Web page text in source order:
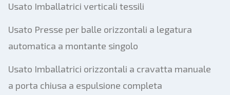
Usato Imballatrici verticali tessili
Usato Presse per balle orizzontali a legatura
automatica a montante singolo
Usato Imballatrici orizzontali a cravatta manuale
a porta chiusa a espulsione completa